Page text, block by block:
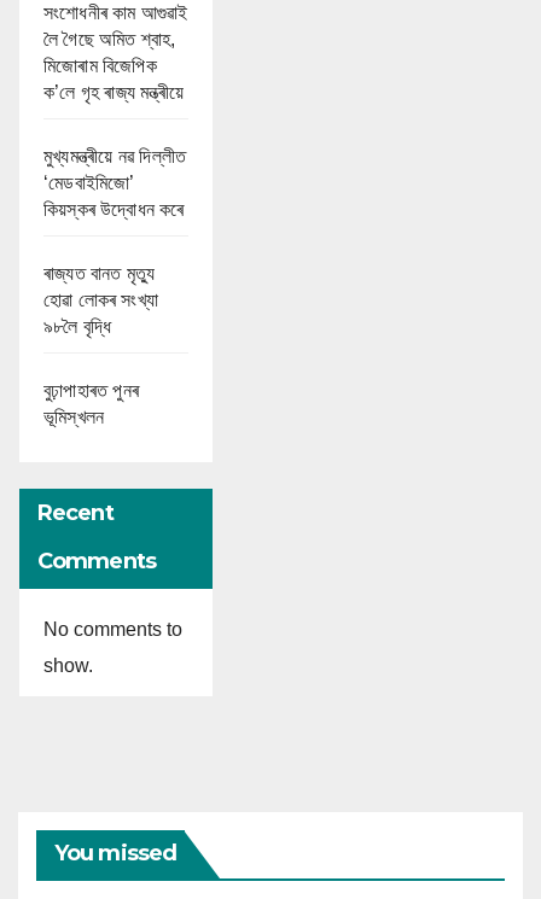
সংশোধনীৰ কাম আগুৱাই
লৈ গৈছে অমিত শ্বাহ,
মিজোৰাম বিজেপিক
ক’লে গৃহ ৰাজ্য মন্ত্ৰীয়ে
মুখ্যমন্ত্ৰীয়ে নৱ দিল্লীত
‘মেডবাইমিজো’
কিয়স্কৰ উদ্বোধন কৰে
ৰাজ্যত বানত মৃত্যু
হোৱা লোকৰ সংখ্যা
৯৮লৈ বৃদ্ধি
বুঢ়াপাহাৰত পুনৰ
ভূমিস্খলন
Recent
Comments
No comments to
show.
You missed